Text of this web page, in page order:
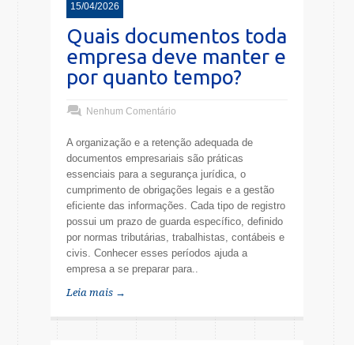
15/04/2026
Quais documentos toda
empresa deve manter e
por quanto tempo?
Nenhum Comentário
A organização e a retenção adequada de
documentos empresariais são práticas
essenciais para a segurança jurídica, o
cumprimento de obrigações legais e a gestão
eficiente das informações. Cada tipo de registro
possui um prazo de guarda específico, definido
por normas tributárias, trabalhistas, contábeis e
civis. Conhecer esses períodos ajuda a
empresa a se preparar para..
Leia mais →